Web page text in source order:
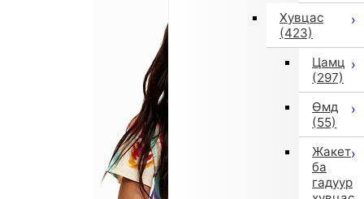
Хувцас
(423)
Цамц
(297)
Өмд
(55)
Жакет
ба
гадуур